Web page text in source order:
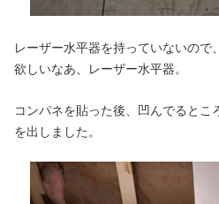
レーザー水平器を持っていないので
欲しいなあ、レーザー水平器。
コンパネを貼った後、凹んでるとこ
を出しました。